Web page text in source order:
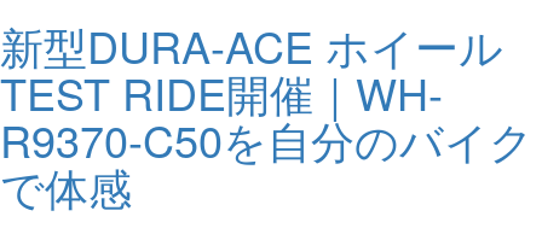
新型DURA-ACE ホイール
TEST RIDE開催｜WH-
R9370-C50を自分のバイク
で体感